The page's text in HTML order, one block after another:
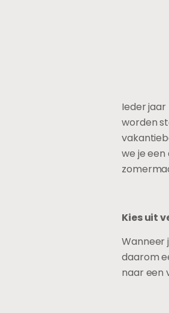
Ieder
worden
we je
Kies uit
Wanneer
daarom
naar een